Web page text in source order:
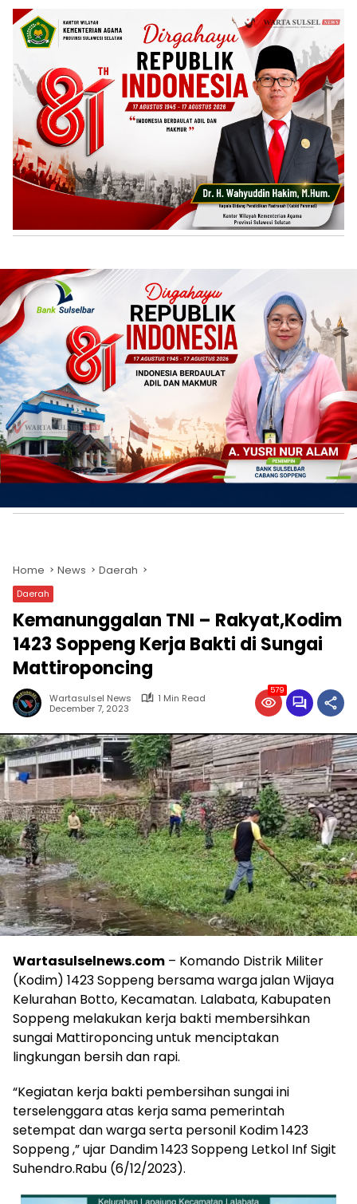
Home News Daerah
Daerah
Kemanunggalan TNI – Rakyat,Kodim
1423 Soppeng Kerja Bakti di Sungai
Mattiroponcing
Wartasulsel News
1 Min Read
December 7, 2023
579
Wartasulselnews.com – Komando Distrik Militer
(Kodim) 1423 Soppeng bersama warga jalan Wijaya
Kelurahan Botto, Kecamatan. Lalabata, Kabupaten
Soppeng melakukan kerja bakti membersihkan
sungai Mattiroponcing untuk menciptakan
lingkungan bersih dan rapi.
“Kegiatan kerja bakti pembersihan sungai ini
terselenggara atas kerja sama pemerintah
setempat dan warga serta personil Kodim 1423
Soppeng ,” ujar Dandim 1423 Soppeng Letkol Inf Sigit
Suhendro.Rabu (6/12/2023).